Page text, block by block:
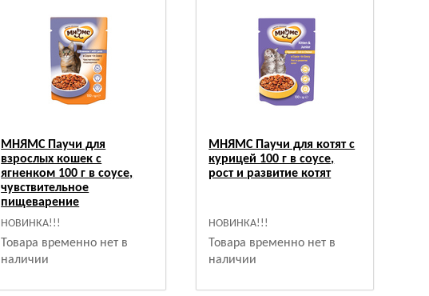
МНЯМС Паучи для
взрослых кошек с
ягненком 100 г в соусе,
чувствительное
пищеварение
НОВИНКА!!!
Товара временно нет в
наличии
МНЯМС Паучи для котят с
курицей 100 г в соусе,
рост и развитие котят
НОВИНКА!!!
Товара временно нет в
наличии